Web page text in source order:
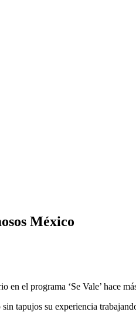
México
el programa ‘Se Vale’ hace
tapujos su experiencia